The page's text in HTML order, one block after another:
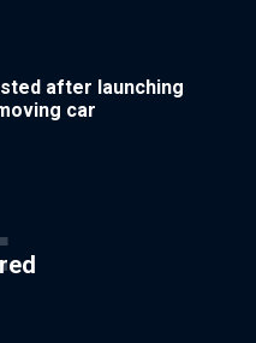
after launching
car